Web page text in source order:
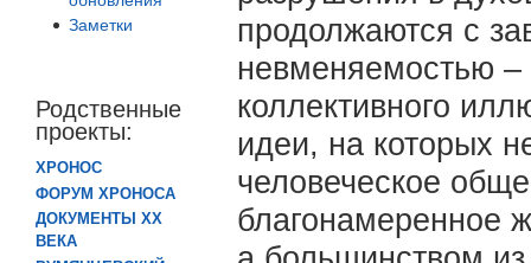
Заметки
Родственные
проекты:
ХРОНОС
ФОРУМ ХРОНОСА
ДОКУМЕНТЫ XX
ВЕКА
продолжаются с
невменяемостью –
коллективного
идеи, на которых
человеческое
благонамеренное